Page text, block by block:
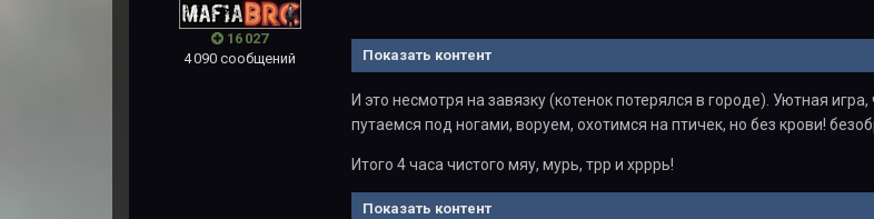
16 027
4 090 сообщений
Показать контент
И это несмотря на завязку (котенок потерялся в городе). Уютная
путаемся под ногами, воруем, охотимся на птичек, но без крови!
Итого 4 часа чистого мяу, мурь, трр и хрррь!
Показать контент